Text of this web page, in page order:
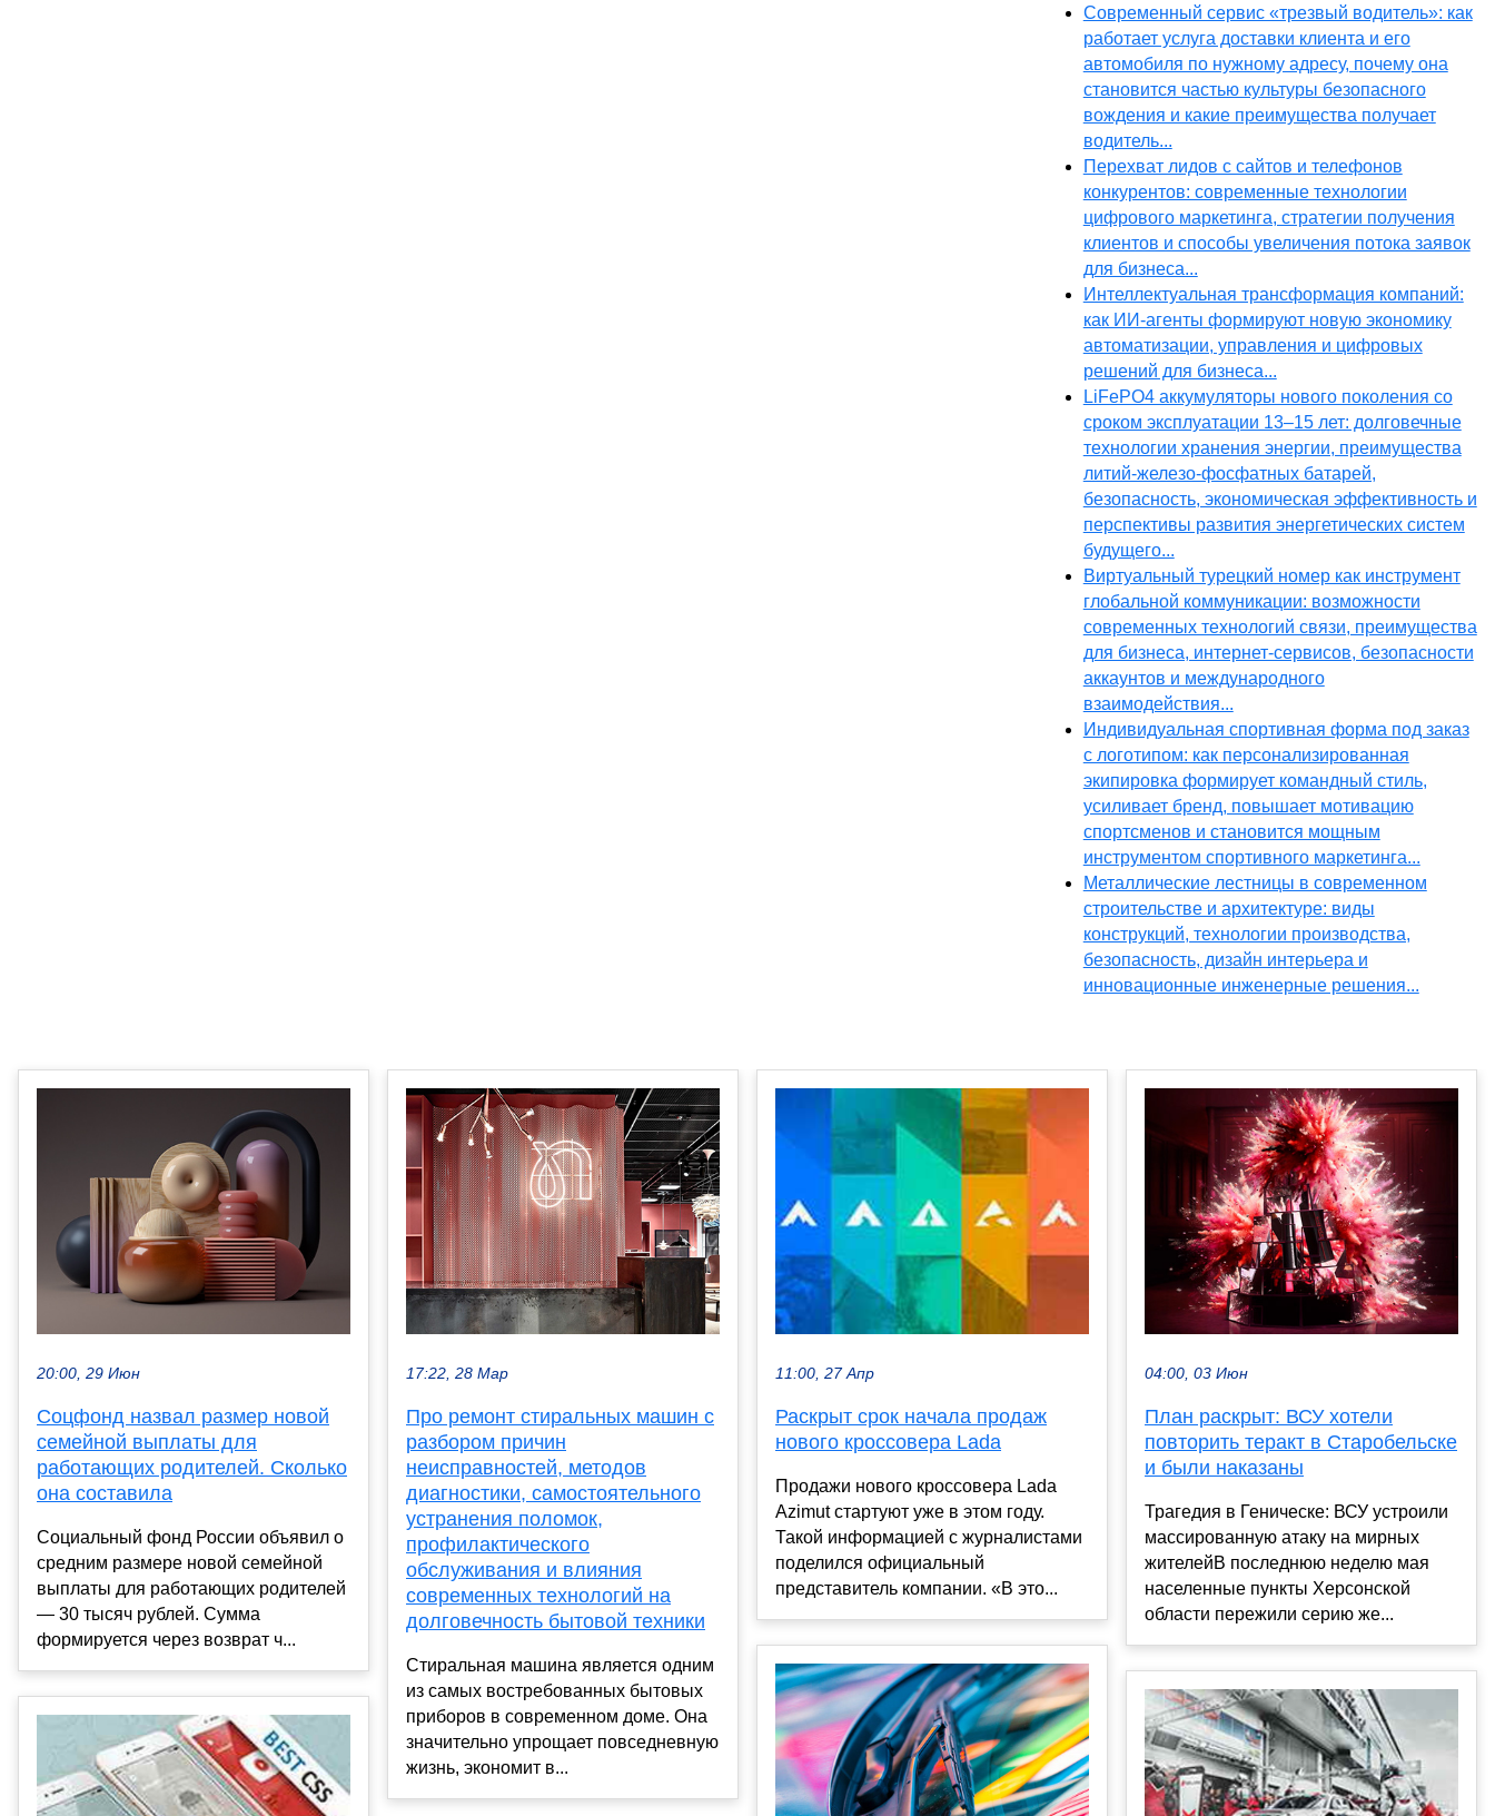
Современный сервис «трезвый водитель»: как
работает услуга доставки клиента и его
автомобиля по нужному адресу, почему она
становится частью культуры безопасного
вождения и какие преимущества получает
водитель...
Перехват лидов с сайтов и телефонов
конкурентов: современные технологии
цифрового маркетинга, стратегии получения
клиентов и способы увеличения потока заявок
для бизнеса...
Интеллектуальная трансформация компаний:
как ИИ-агенты формируют новую экономику
автоматизации, управления и цифровых
решений для бизнеса...
LiFePO4 аккумуляторы нового поколения со
сроком эксплуатации 13–15 лет: долговечные
технологии хранения энергии, преимущества
литий-железо-фосфатных батарей,
безопасность, экономическая эффективность и
перспективы развития энергетических систем
будущего...
Виртуальный турецкий номер как инструмент
глобальной коммуникации: возможности
современных технологий связи, преимущества
для бизнеса, интернет-сервисов, безопасности
аккаунтов и международного
взаимодействия...
Индивидуальная спортивная форма под заказ
с логотипом: как персонализированная
экипировка формирует командный стиль,
усиливает бренд, повышает мотивацию
спортсменов и становится мощным
инструментом спортивного маркетинга...
Металлические лестницы в современном
строительстве и архитектуре: виды
конструкций, технологии производства,
безопасность, дизайн интерьера и
инновационные инженерные решения...
20:00, 29 Июн
Соцфонд назвал размер новой
семейной выплаты для
работающих родителей. Сколько
она составила
Социальный фонд России объявил о
средним размере новой семейной
выплаты для работающих родителей
— 30 тысяч рублей. Сумма
формируется через возврат ч...
17:22, 28 Мар
Про ремонт стиральных машин с
разбором причин
неисправностей, методов
диагностики, самостоятельного
устранения поломок,
профилактического
обслуживания и влияния
современных технологий на
долговечность бытовой техники
Стиральная машина является одним
из самых востребованных бытовых
приборов в современном доме. Она
значительно упрощает повседневную
жизнь, экономит в...
11:00, 27 Апр
Раскрыт срок начала продаж
нового кроссовера Lada
Продажи нового кроссовера Lada
Azimut стартуют уже в этом году.
Такой информацией с журналистами
поделился официальный
представитель компании. «В это...
04:00, 03 Июн
План раскрыт: ВСУ хотели
повторить теракт в Старобельске
и были наказаны
Трагедия в Геническе: ВСУ устроили
массированную атаку на мирных
жителейВ последнюю неделю мая
населенные пункты Херсонской
области пережили серию же...